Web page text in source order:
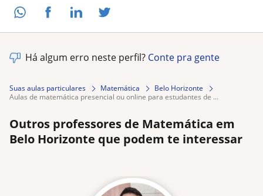
Há algum erro neste perfil? Conte pra gente
Suas aulas particulares Matemática
Belo Horizonte
aulas de matemática presencial ou online para estudantes de ...
Outros professores de Matemática em
Belo Horizonte que podem te interessar